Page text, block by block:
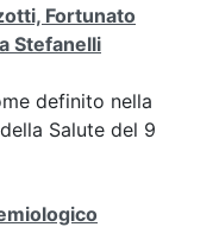
Fortunato
Stefanelli
definito nella
Salute del 9